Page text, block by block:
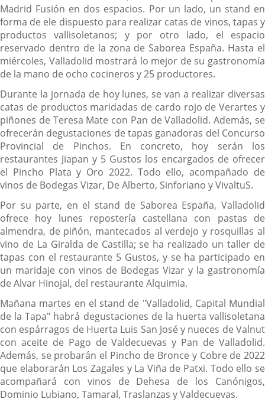
Madrid Fusión en dos espacios. Por un lado, un stand en
forma de ele dispuesto para realizar catas de vinos, tapas y
productos vallisoletanos; y por otro lado, el espacio
reservado dentro de la zona de Saborea España. Hasta el
miércoles, Valladolid mostrará lo mejor de su gastronomía
de la mano de ocho cocineros y 25 productores.
Durante la jornada de hoy lunes, se van a realizar diversas
catas de productos maridadas de cardo rojo de Verartes y
piñones de Teresa Mate con Pan de Valladolid. Además, se
ofrecerán degustaciones de tapas ganadoras del Concurso
Provincial de Pinchos. En concreto, hoy serán los
restaurantes Jiapan y 5 Gustos los encargados de ofrecer
el Pincho Plata y Oro 2022. Todo ello, acompañado de
vinos de Bodegas Vizar, De Alberto, Sinforiano y VivaltuS.
Por su parte, en el stand de Saborea España, Valladolid
ofrece hoy lunes repostería castellana con pastas de
almendra, de piñón, mantecados al verdejo y rosquillas al
vino de La Giralda de Castilla; se ha realizado un taller de
tapas con el restaurante 5 Gustos, y se ha participado en
un maridaje con vinos de Bodegas Vizar y la gastronomía
de Alvar Hinojal, del restaurante Alquimia.
Mañana martes en el stand de "Valladolid, Capital Mundial
de la Tapa" habrá degustaciones de la huerta vallisoletana
con espárragos de Huerta Luis San José y nueces de Valnut
con aceite de Pago de Valdecuevas y Pan de Valladolid.
Además, se probarán el Pincho de Bronce y Cobre de 2022
que elaborarán Los Zagales y La Viña de Patxi. Todo ello se
acompañará con vinos de Dehesa de los Canónigos,
Dominio Lubiano, Tamaral, Traslanzas y Valdecuevas.